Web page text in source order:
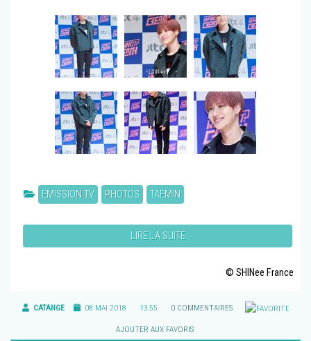
EMISSION TV PHOTOS TAEMIN
LIRE LA SUITE
© SHINee France
CATANGE 08 MAI 2018 13:55 0 COMMENTAIRES
AJOUTER AUX FAVORIS